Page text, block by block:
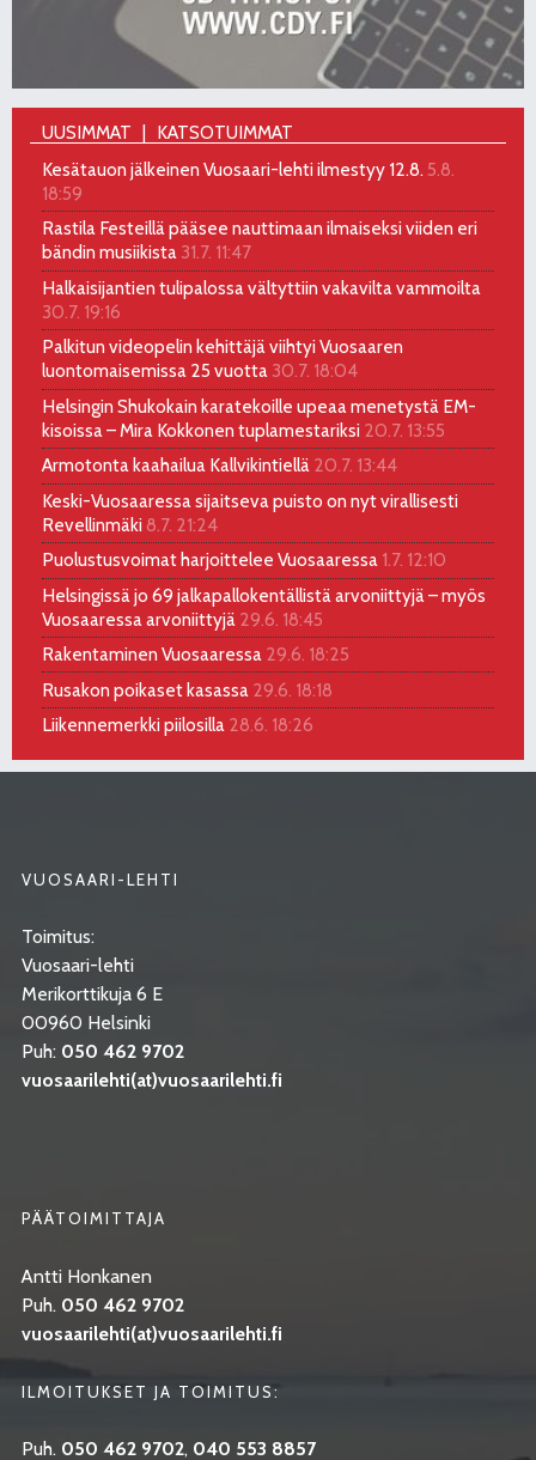
UUSIMMAT
KATSOTUIMMAT
Kesätauon jälkeinen Vuosaari-lehti ilmestyy 12.8. 5.8.
18:59
Rastila Festeillä pääsee nauttimaan ilmaiseksi viiden eri
bändin musiikista 31.7. 11:47
Halkaisijantien tulipalossa vältyttiin vakavilta vammoilta
30.7. 19:16
Palkitun videopelin kehittäjä viihtyi Vuosaaren
luontomaisemissa 25 vuotta 30.7. 18:04
Helsingin Shukokain karatekoille upeaa menetystä EM-
kisoissa – Mira Kokkonen tuplamestariksi 20.7. 13:55
Armotonta kaahailua Kallvikintiellä 20.7. 13:44
Keski-Vuosaaressa sijaitseva puisto on nyt virallisesti
Revellinmäki 8.7. 21:24
Puolustusvoimat harjoittelee Vuosaaressa 1.7. 12:10
Helsingissä jo 69 jalkapallokentällistä arvoniittyjä – myös
Vuosaaressa arvoniittyjä 29.6. 18:45
Rakentaminen Vuosaaressa 29.6. 18:25
Rusakon poikaset kasassa 29.6. 18:18
Liikennemerkki piilosilla 28.6. 18:26
VUOSAARI-LEHTI
Toimitus:
Vuosaari-lehti
Merikorttikuja 6 E
00960 Helsinki
Puh: 050 462 9702
vuosaarilehti(at)vuosaarilehti.fi
PÄÄTOIMITTAJA
Antti Honkanen
Puh. 050 462 9702
vuosaarilehti(at)vuosaarilehti.fi
ILMOITUKSET JA TOIMITUS:
Puh. 050 462 9702, 040 553 8857